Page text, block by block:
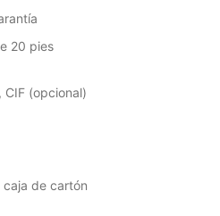
20 pies
CIF (opcional)
caja de cartón